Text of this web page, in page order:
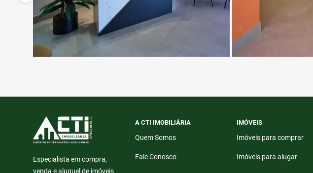
Especialista em compra,
venda e aluguel de imóveis
A CTI IMOBILIÁRIA
Quem Somos
Fale Conosco
IMÓVEIS
Imóveis para comprar
Imóveis para alugar